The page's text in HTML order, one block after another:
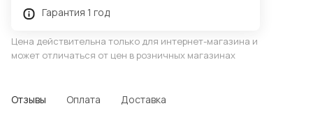
Гарантия 1 год
Цена действительна только для интернет-магазина и
может отличаться от цен в розничных магазинах
Отзывы Оплата Доставка